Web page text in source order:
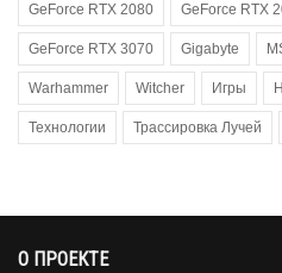
GeForce RTX 2080 GeForce RTX
GeForce RTX 3070 Gigabyte
Warhammer Witcher Игры
Технологии Трассировка Лучей
О ПРОЕКТЕ